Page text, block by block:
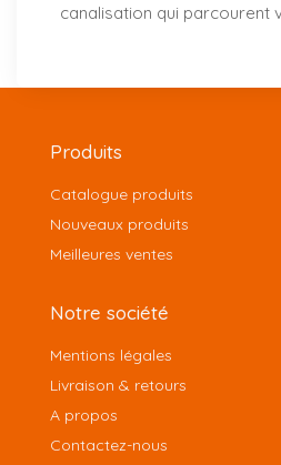
canalisation qui parcourent
Produits
Catalogue produits
Nouveaux produits
Meilleures ventes
Notre société
Mentions légales
Livraison & retours
A propos
Contactez-nous